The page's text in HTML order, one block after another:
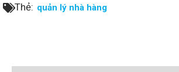
Thẻ: quản lý nhà hàng